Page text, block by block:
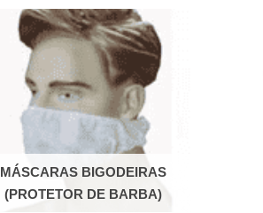
MÁSCARAS BIGODEIRAS
(PROTETOR DE BARBA)